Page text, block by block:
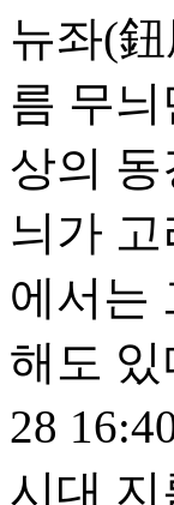
뉴좌(
름 무
상의
늬가
에서는
해도 있
28
시대